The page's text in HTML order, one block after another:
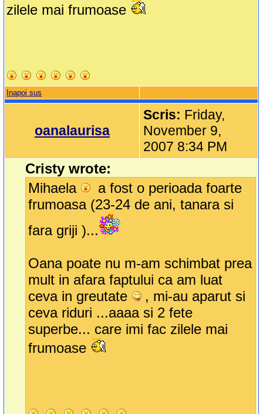
zilele mai frumoase
Inapoi sus
oanalaurisa
Scris: Friday,
November 9,
2007 8:34 PM
Cristy wrote:
Mihaela
a fost o perioada foarte
frumoasa (23-24 de ani, tanara si
fara griji )...
Oana poate nu m-am schimbat prea
mult in afara faptului ca am luat
ceva in greutate
, mi-au aparut si
ceva riduri ...aaaa si 2 fete
superbe... care imi fac zilele mai
frumoase